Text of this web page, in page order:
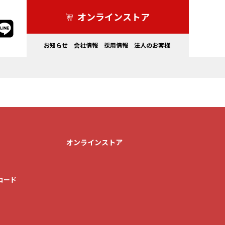
ドライブレコーダー・その他
オンラインストア
お知らせ 会社情報 採用情報 法人のお客様
ード
オンラインストア